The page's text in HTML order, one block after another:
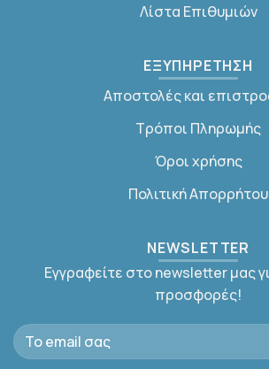
Λίστα Επιθυμιών
ΕΞΥΠΗΡΕΤΗΣΗ
Αποστολές και
Τρόποι Πληρωμής
Όροι χρήσης
Πολιτική Απορρήτου
NEWSLETTER
Εγγραφείτε στο newsletter μας
προσφορές!